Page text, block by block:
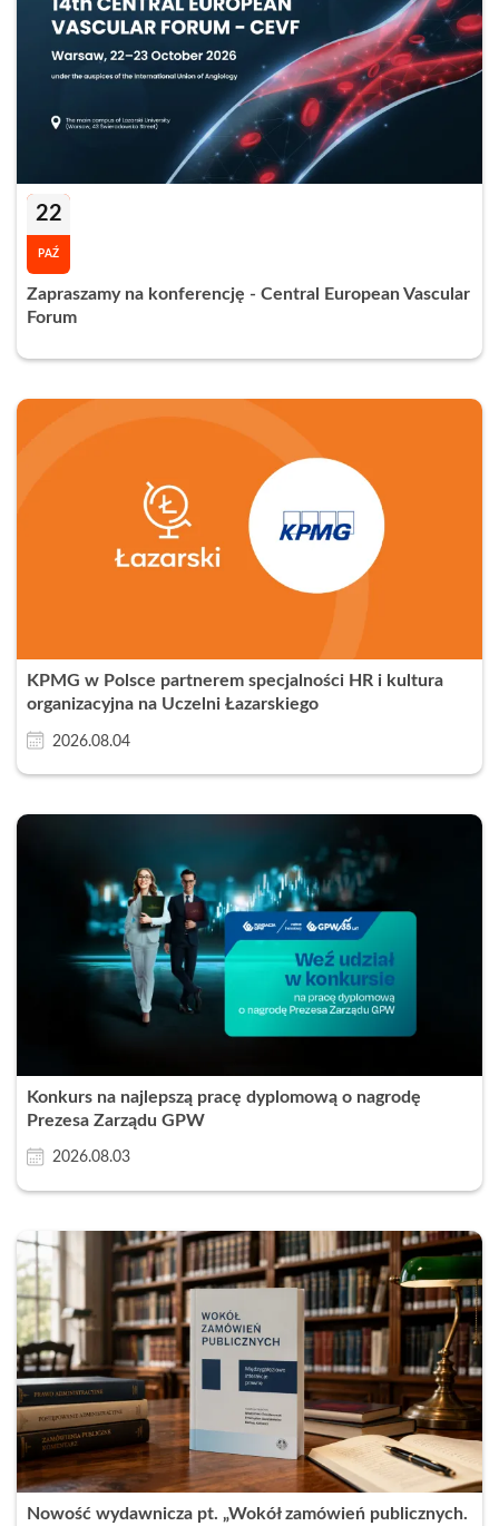
22
PAŹ
Zapraszamy na konferencję - Central European Vascular
Forum
KPMG w Polsce partnerem specjalności HR i kultura
organizacyjna na Uczelni Łazarskiego
2026.08.04
Konkurs na najlepszą pracę dyplomową o nagrodę
Prezesa Zarządu GPW
2026.08.03
Nowość wydawnicza pt. „Wokół zamówień publicznych.